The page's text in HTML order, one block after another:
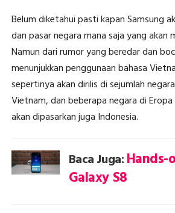
Belum diketahui pasti kapan Samsung
dan pasar negara mana saja yang akan
Namun dari rumor yang beredar dan
menunjukkan penggunaan bahasa
sepertinya akan dirilis di sejumlah
Vietnam, dan beberapa negara di
akan dipasarkan juga Indonesia.
Baca Juga:Hands-
Galaxy S8